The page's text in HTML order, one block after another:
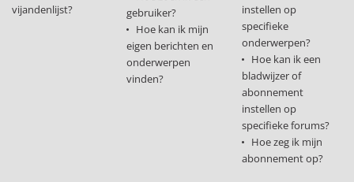
vijandenlijst?
gebruiker?
Hoe kan ik mijn
eigen berichten en
onderwerpen
vinden?
instellen op
specifieke
onderwerpen?
Hoe kan ik een
bladwijzer of
abonnement
instellen op
specifieke forums?
Hoe zeg ik mijn
abonnement op?